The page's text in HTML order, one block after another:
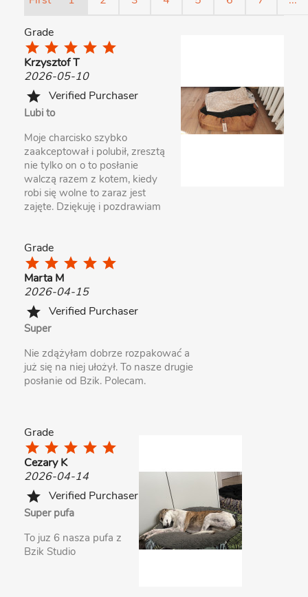
Grade
star star star star star
Krzysztof T
2026-05-10
star Verified Purchaser
Lubi to
Moje charcisko szybko
zaakceptował i polubił, zresztą
nie tylko on o to posłanie
walczą razem z kotem, kiedy
robi się wolne to zaraz jest
zajęte. Dziękuję i pozdrawiam
Grade
star star star star star
Marta M
2026-04-15
star Verified Purchaser
Super
Nie zdążyłam dobrze rozpakować a
już się na niej ułożył. To nasze drugie
posłanie od Bzik. Polecam.
Grade
star star star star star
Cezary K
2026-04-14
star Verified Purchaser
Super pufa
To juz 6 nasza pufa z
Bzik Studio